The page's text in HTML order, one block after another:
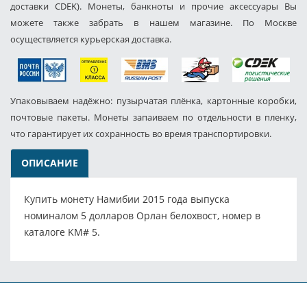
доставки CDEK). Монеты, банкноты и прочие аксессуары Вы
можете также забрать в нашем магазине. По Москве
осуществляется курьерская доставка.
Упаковываем надёжно: пузырчатая плёнка, картонные коробки,
почтовые пакеты. Монеты запаиваем по отдельности в пленку,
что гарантирует их сохранность во время транспортировки.
ОПИСАНИЕ
Купить монету Намибии 2015 года выпуска
номиналом 5 долларов Орлан белохвост, номер в
каталоге KM# 5.